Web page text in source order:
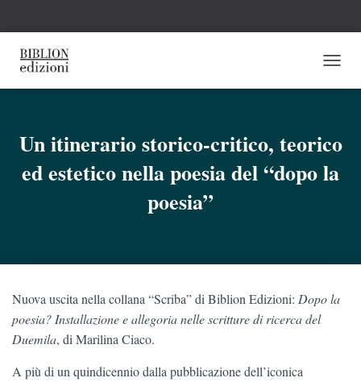
A
A
I
L
Un itinerario storico-critico, teorico
ed estetico nella poesia del “dopo la
poesia”
Nuova uscita nella collana “Scriba” di Biblion Edizioni: Dopo la
poesia? Installazione e allegoria nelle scritture di ricerca del
Duemila, di Marilina Ciaco.
A più di un quindicennio dalla pubblicazione dell’iconica